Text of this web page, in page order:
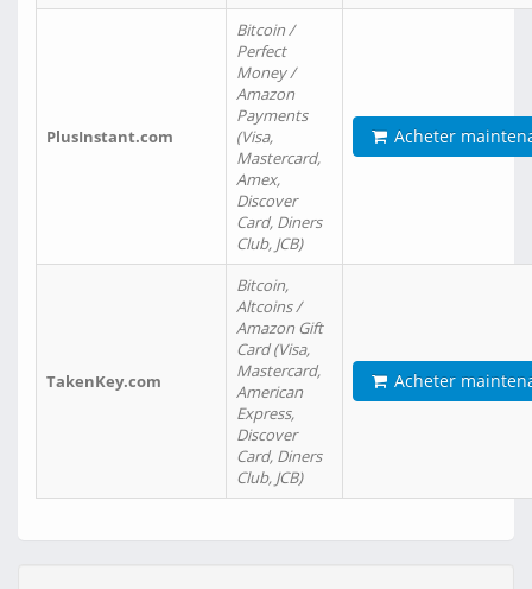
PlusInstant.com
Bitcoin /
Perfect
Money /
Amazon
Payments
(Visa,
Mastercard,
Amex,
Discover
Card, Diners
Club, JCB)
Acheter
TakenKey.com
Bitcoin,
Altcoins /
Amazon Gift
Card (Visa,
Mastercard,
American
Express,
Discover
Card, Diners
Club, JCB)
Acheter